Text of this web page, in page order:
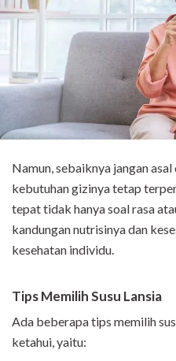
Namun, sebaiknya jangan
kebutuhan gizinya tetap
tepat tidak hanya soal rasa
kandungan nutrisinya dan
kesehatan individu.
Tips Memilih Susu Lansia
Ada beberapa tips memilih
ketahui, yaitu: